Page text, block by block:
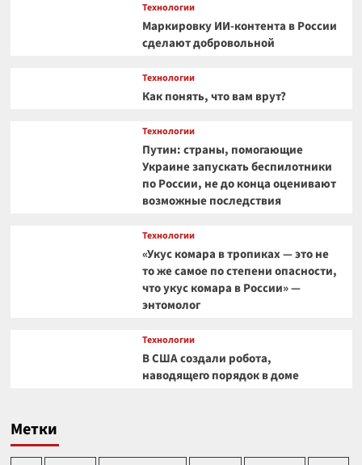
Технологии
Маркировку ИИ-контента в России
сделают добровольной
Технологии
Как понять, что вам врут?
Технологии
Путин: страны, помогающие
Украине запускать беспилотники
по России, не до конца оценивают
возможные последствия
Технологии
«Укус комара в тропиках — это не
то же самое по степени опасности,
что укус комара в России» —
энтомолог
Технологии
В США создали робота,
наводящего порядок в доме
Метки